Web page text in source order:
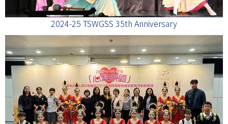
2024-25 TSWGSS 35th Anniversary